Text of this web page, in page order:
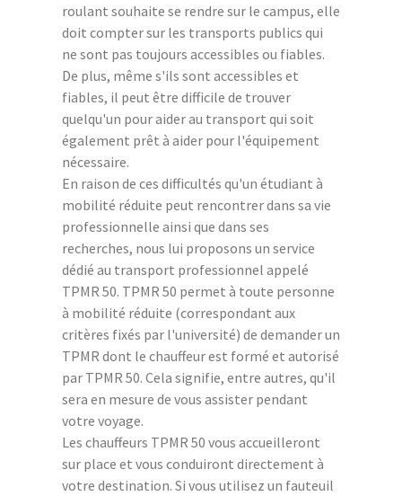
roulant souhaite se rendre sur le campus, elle
doit compter sur les transports publics qui
ne sont pas toujours accessibles ou fiables.
De plus, même s'ils sont accessibles et
fiables, il peut être difficile de trouver
quelqu'un pour aider au transport qui soit
également prêt à aider pour l'équipement
nécessaire.
En raison de ces difficultés qu'un étudiant à
mobilité réduite peut rencontrer dans sa vie
professionnelle ainsi que dans ses
recherches, nous lui proposons un service
dédié au transport professionnel appelé
TPMR 50. TPMR 50 permet à toute personne
à mobilité réduite (correspondant aux
critères fixés par l'université) de demander un
TPMR dont le chauffeur est formé et autorisé
par TPMR 50. Cela signifie, entre autres, qu'il
sera en mesure de vous assister pendant
votre voyage.
Les chauffeurs TPMR 50 vous accueilleront
sur place et vous conduiront directement à
votre destination. Si vous utilisez un fauteuil